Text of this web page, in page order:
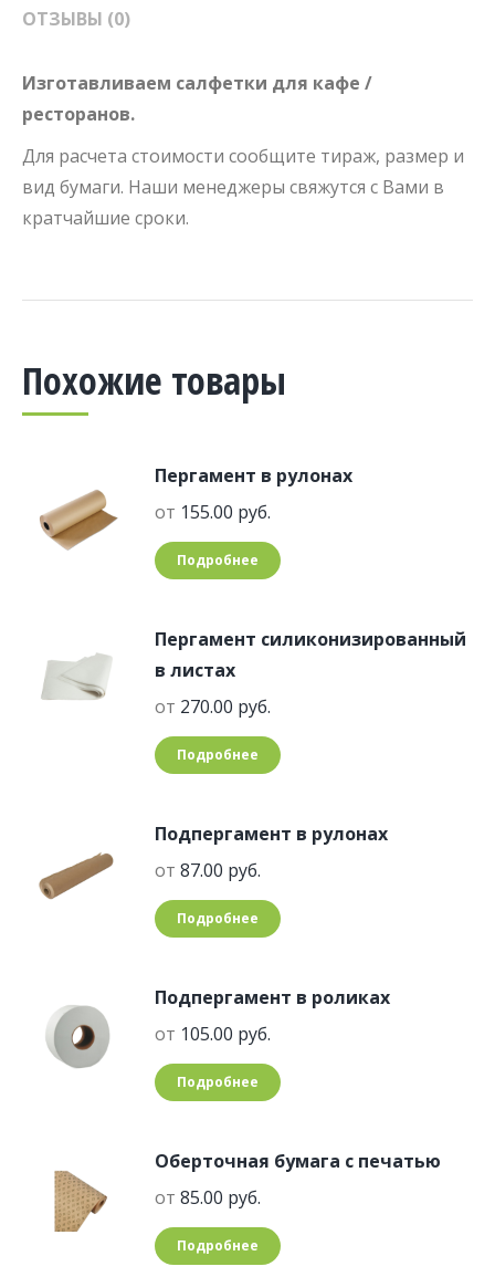
ОТЗЫВЫ (0)
Изготавливаем салфетки для кафе /
ресторанов.
Для расчета стоимости сообщите тираж, размер и
вид бумаги. Наши менеджеры свяжутся с Вами в
кратчайшие сроки.
Похожие товары
Пергамент в рулонах
от 155.00 руб.
Подробнее
Пергамент силиконизированный
в листах
от 270.00 руб.
Подробнее
Подпергамент в рулонах
от 87.00 руб.
Подробнее
Подпергамент в роликах
от 105.00 руб.
Подробнее
Оберточная бумага с печатью
от 85.00 руб.
Подробнее